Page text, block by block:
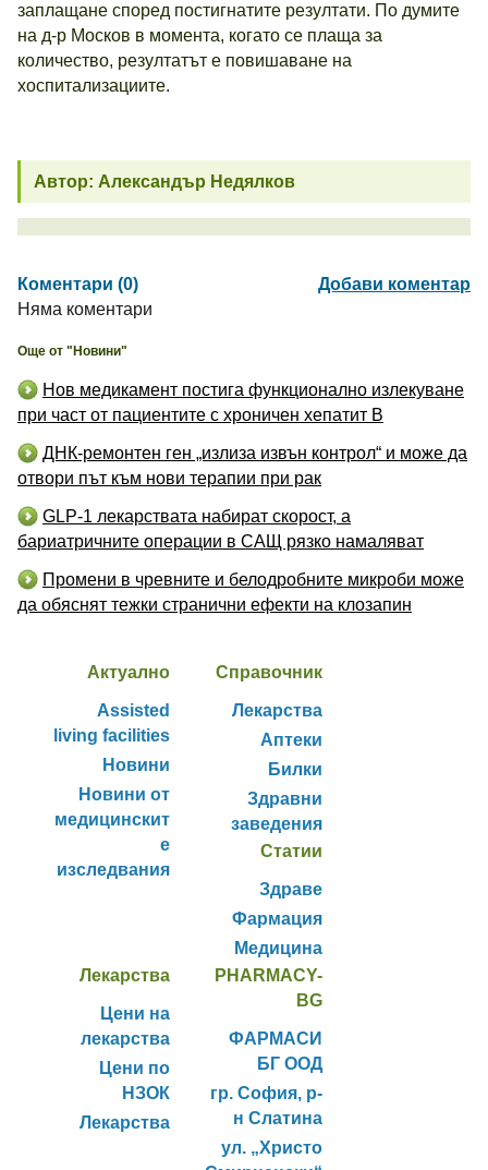
заплащане според постигнатите резултати. По думите
на д-р Москов в момента, когато се плаща за
количество, резултатът е повишаване на
хоспитализациите.
Автор: Александър Недялков
Коментари (0)
Добави коментар
Няма коментари
Още от "Новини"
Нов медикамент постига функционално излекуване
при част от пациентите с хроничен хепатит B
ДНК-ремонтен ген „излиза извън контрол“ и може да
отвори път към нови терапии при рак
GLP-1 лекарствата набират скорост, а
бариатричните операции в САЩ рязко намаляват
Промени в чревните и белодробните микроби може
да обяснят тежки странични ефекти на клозапин
Актуално
Assisted
living facilities
Новини
Новини от
медицинскит
е
изследвания
Справочник
Лекарства
Аптеки
Билки
Здравни
заведения
Статии
Здраве
Фармация
Медицина
Лекарства
Цени на
лекарства
Цени по
НЗОК
Лекарства
PHARMACY-
BG
ФАРМАСИ
БГ ООД
гр. София, р-
н Слатина
ул. „Христо